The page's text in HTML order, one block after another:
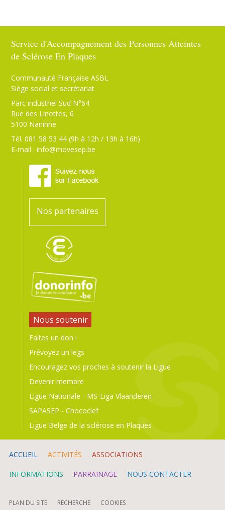
Service d'Accompagnement des Personnes Atteintes
de Sclérose En Plaques
Communauté Française ASBL
Siège social et secrétariat
Parc industriel Sud N°64
Rue des Linottes, 6
5100 Naninne
Tél. 081 58 53 44 (9h à 12h / 13h à 16h)
E-mail :info@movesep.be
Nos partenaires
Nous soutenir
Faites un don !
Prévoyez un legs
Encouragez vos proches à soutenir la Ligue
Devenir membre
Ligue Nationale - MS-Liga Vlaanderen
SAPASEP -Chococlef
Ligue Belge de la sclérose en Plaques
ACCUEIL ACTIVITÉS ASSOCIATIONS
INFORMATIONS PARRAINAGE NOUS CONTACTER
PLAN DU SITE RECHERCHE COOKIES